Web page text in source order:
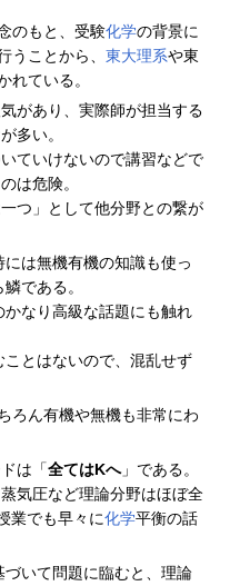
のもと、受験化学の背景に
うことから、 東大理系や東
れている。
があり、実際師が担当する
多い。
ていけないので講習などで
は危険。
つ」として他分野との繋が
は無機有機の知識も使っ
である。
なり高級な話題にも触れ
ことはないので、混乱せず
ろん有機や無機も非常にわ
は「全てはKへ」である。
気圧など理論分野はほぼ全
業でも早々に化学平衡の話
いて問題に臨むと、理論